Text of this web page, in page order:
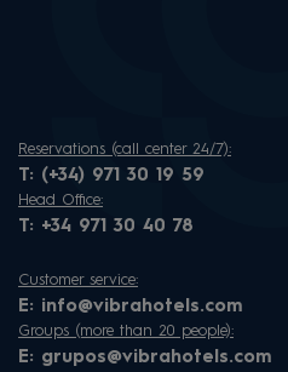
Reservations (call center 24/7):
T: (+34) 971 30 19 59
Head Office:
T: +34 971 30 40 78
Customer service:
E: info@vibrahotels.com
Groups (more than 20 people):
E: grupos@vibrahotels.com